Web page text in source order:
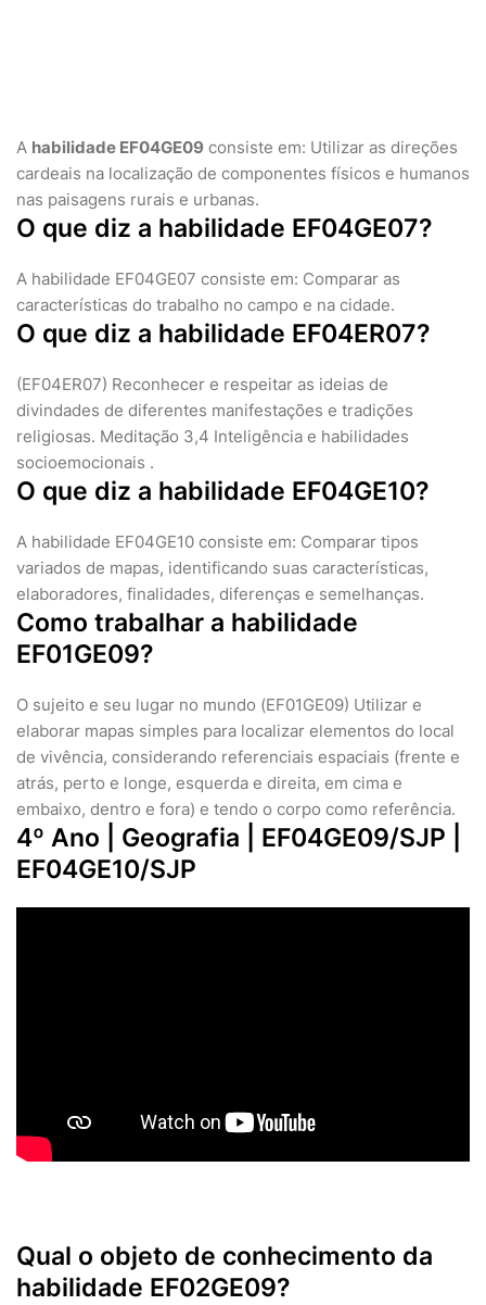
A habilidade EF04GE09 consiste em: Utilizar as direções
cardeais na localização de componentes físicos e humanos
nas paisagens rurais e urbanas.
O que diz a habilidade EF04GE07?
A habilidade EF04GE07 consiste em: Comparar as
características do trabalho no campo e na cidade.
O que diz a habilidade EF04ER07?
(EF04ER07) Reconhecer e respeitar as ideias de
divindades de diferentes manifestações e tradições
religiosas. Meditação 3,4 Inteligência e habilidades
socioemocionais .
O que diz a habilidade EF04GE10?
A habilidade EF04GE10 consiste em: Comparar tipos
variados de mapas, identificando suas características,
elaboradores, finalidades, diferenças e semelhanças.
Como trabalhar a habilidade
EF01GE09?
O sujeito e seu lugar no mundo (EF01GE09) Utilizar e
elaborar mapas simples para localizar elementos do local
de vivência, considerando referenciais espaciais (frente e
atrás, perto e longe, esquerda e direita, em cima e
embaixo, dentro e fora) e tendo o corpo como referência.
4º Ano | Geografia | EF04GE09/SJP |
EF04GE10/SJP
Qual o objeto de conhecimento da
habilidade EF02GE09?